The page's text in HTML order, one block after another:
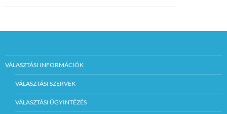
VÁLASZTÁSI INFORMÁCIÓK
VÁLASZTÁSI SZERVEK
VÁLASZTÁSI ÜGYINTÉZÉS